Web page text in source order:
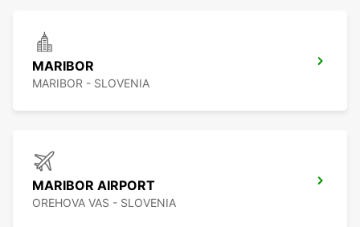
MARIBOR
MARIBOR - SLOVENIA
MARIBOR AIRPORT
OREHOVA VAS - SLOVENIA